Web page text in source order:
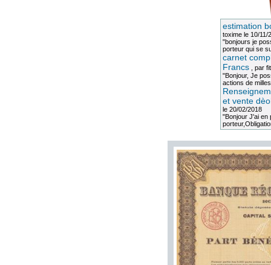
estimation
toximele 10/11/
"bonjours je
porteur qui se
carnet
Francs, par
"Bonjour, Je
actions de
et vente
le 20/02/2018
"Bonjour J'ai en